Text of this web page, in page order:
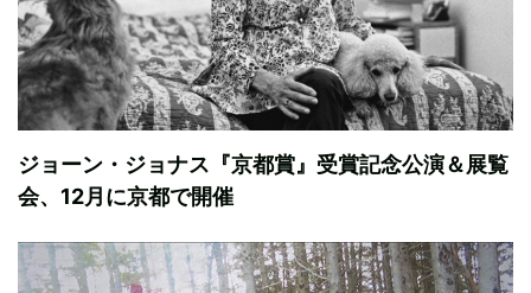
ジョーン・ジョナス『京都賞』受賞記念公演＆展覧
会、12月に京都で開催